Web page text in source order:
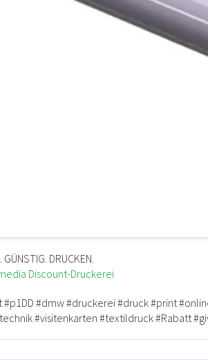
GÜNSTIG. DRUCKEN.
Discount-Druckerei
#p1DD #dmw#druckerei#druck#print#
#visitenkarten #textildruck#Rabatt#